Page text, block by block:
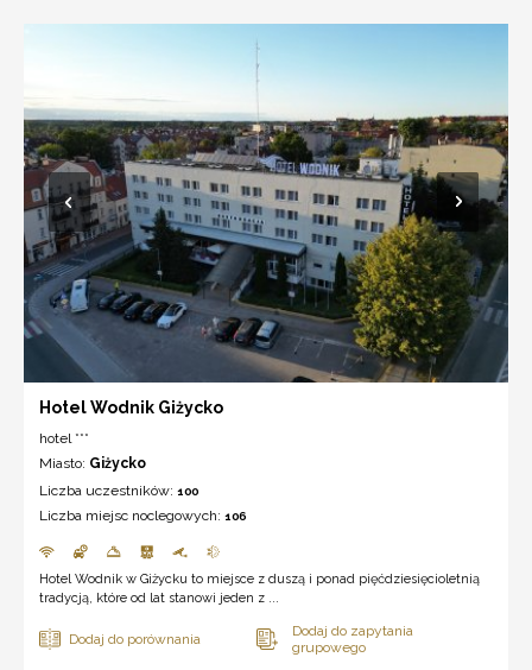
Hotel Wodnik Giżycko
hotel ***
Miasto: Giżycko
Liczba uczestników: 100
Liczba miejsc noclegowych: 106
Hotel Wodnik w Giżycku to miejsce z duszą i ponad pięćdziesięcioletnią
tradycją, które od lat stanowi jeden z ...